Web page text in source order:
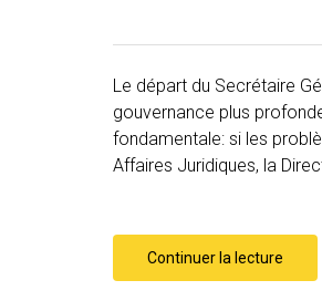
Le départ du Secrétaire
gouvernance plus
fondamentale: si les
Affaires Juridiques, la
Continuer la lecture